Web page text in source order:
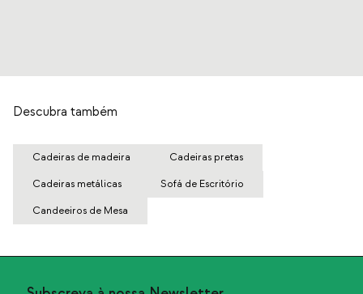
Descubra também
Cadeiras de madeira Cadeiras pretas
Cadeiras metálicas Sofá de Escritório
Candeeiros de Mesa